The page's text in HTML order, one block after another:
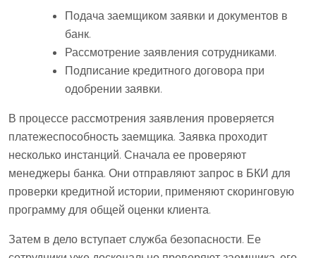
Подача заемщиком заявки и документов в
банк.
Рассмотрение заявления сотрудниками.
Подписание кредитного договора при
одобрении заявки.
В процессе рассмотрения заявления проверяется
платежеспособность заемщика. Заявка проходит
несколько инстанций. Сначала ее проверяют
менеджеры банка. Они отправляют запрос в БКИ для
проверки кредитной истории, применяют скоринговую
программу для общей оценки клиента.
Затем в дело вступает служба безопасности. Ее